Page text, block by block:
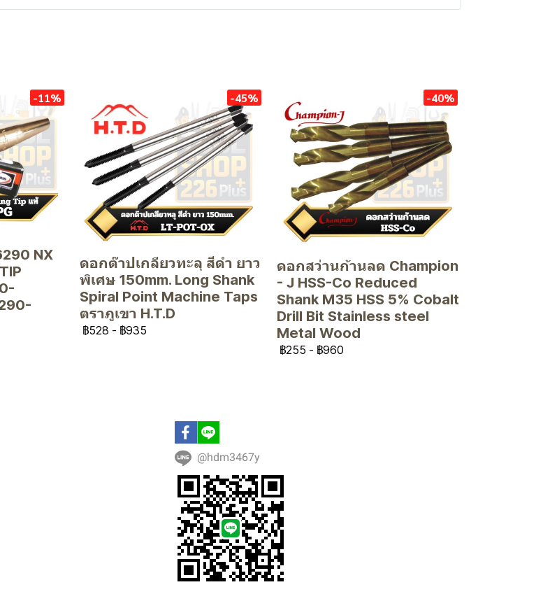
-11%
NX
-45%
ดอกต๊าปเกลียวทะลุ สีดำ ยาว
พิเศษ 150mm. Long Shank
Spiral Point Machine Taps
ตราภูเขา H.T.D
฿528 - ฿935
-40%
ดอกสว่านก้านลด Champion
- J HSS-Co Reduced
Shank M35 HSS 5% Cobalt
Drill Bit Stainless steel
Metal Wood
฿255 - ฿960
@hdm3467y